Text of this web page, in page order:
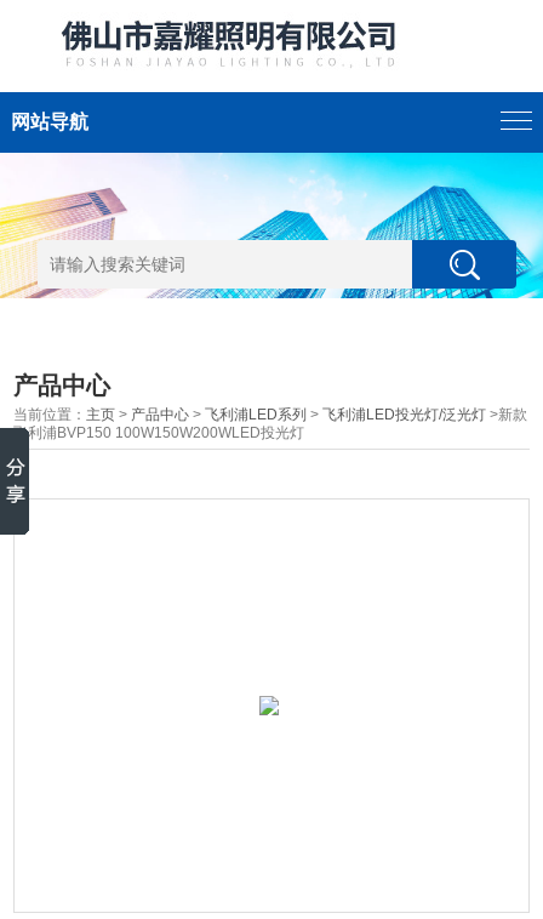
网站导航
产品中心
当前位置： 主页 > 产品中心 >飞利浦LED系列 >飞利浦LED投光灯/泛光灯 >新款
飞利浦BVP150 100W150W200WLED投光灯